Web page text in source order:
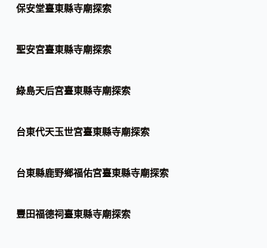
保安堂臺東縣寺廟探索
聖安宮臺東縣寺廟探索
綠島天后宮臺東縣寺廟探索
台東代天玉世宮臺東縣寺廟探索
台東縣鹿野鄉福佑宮臺東縣寺廟探索
豐田福德祠臺東縣寺廟探索